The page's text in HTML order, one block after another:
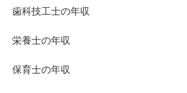
歯科技工士の年収
栄養士の年収
保育士の年収